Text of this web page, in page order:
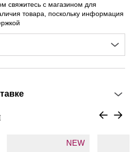
свяжитесь с магазином для
товара, поскольку информация
NEW